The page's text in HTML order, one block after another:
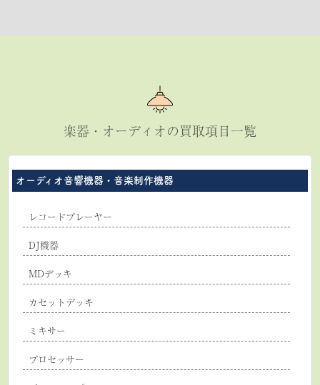
楽器・オーディオの買取項目一覧
オーディオ音響機器・音楽制作機器
レコードプレーヤー
DJ機器
MDデッキ
カセットデッキ
ミキサー
プロセッサー